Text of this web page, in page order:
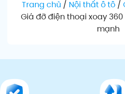
Trang chủ / Nội thất ô tô /
Giá đỡ điện thoại xoay
mạnh